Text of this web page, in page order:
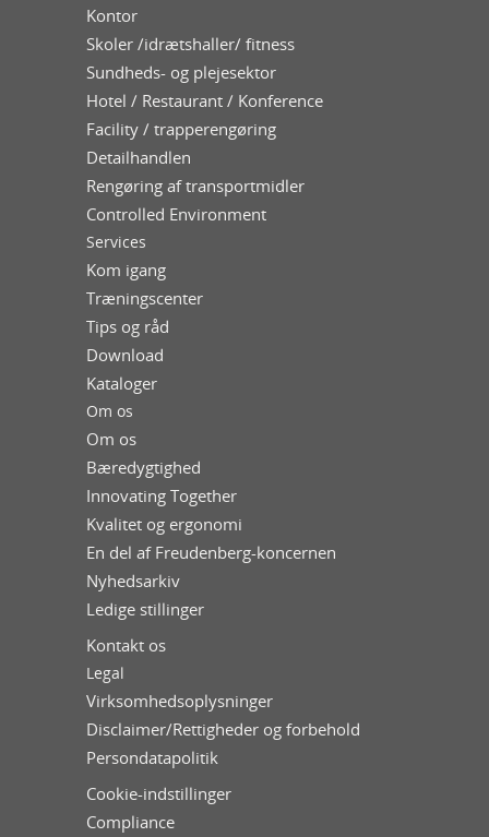
Kontor
Skoler /idrætshaller/ fitness
Sundheds- og plejesektor
Hotel / Restaurant / Konference
Facility / trapperengøring
Detailhandlen
Rengøring af transportmidler
Controlled Environment
Services
Kom igang
Træningscenter
Tips og råd
Download
Kataloger
Om os
Om os
Bæredygtighed
Innovating Together
Kvalitet og ergonomi
En del af Freudenberg-koncernen
Nyhedsarkiv
Ledige stillinger
Kontakt os
Legal
Virksomhedsoplysninger
Disclaimer/Rettigheder og forbehold
Persondatapolitik
Cookie-indstillinger
Compliance